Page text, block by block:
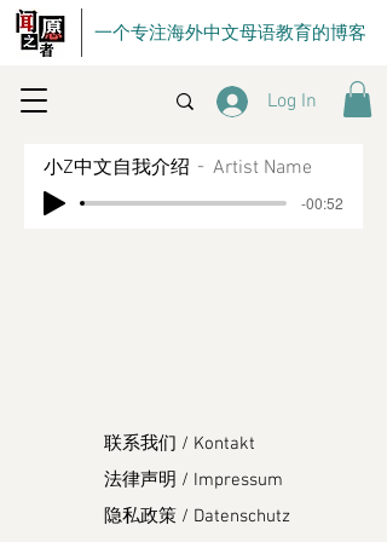
一个专注海外中文母语教育的博客
Log In
小Z中文自我介绍 Artist Name
-00:52
联系我们 / Kontakt
法律声明 / Impressum
隐私政策 / Datenschutz